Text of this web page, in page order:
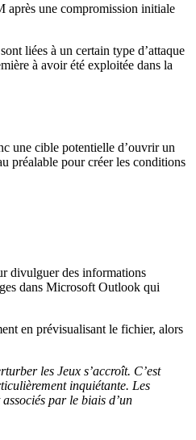
après une compromission initiale
sont liées à un certain type d’attaque
à avoir été exploitée dans la
une cible potentielle d’ouvrir un
préalable pour créer les conditions
divulguer des informations
dans Microsoft Outlook qui
en prévisualisant le fichier, alors
les Jeux s’accroît. C’est
inquiétante. Les
par le biais d’un